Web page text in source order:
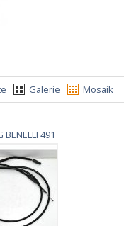
Galerie Mosaik
BENELLI 491